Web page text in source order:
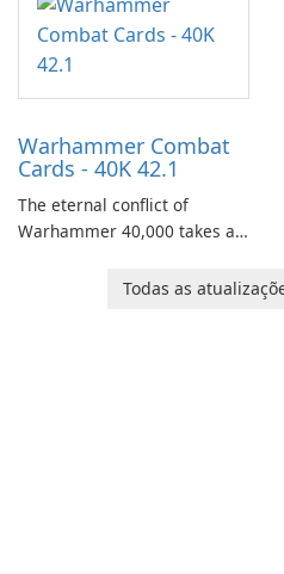
Warhammer Combat
Cards - 40K 42.1
The eternal conflict of
Warhammer 40,000 takes a
Combat Cards - 40K, a card
Todas as